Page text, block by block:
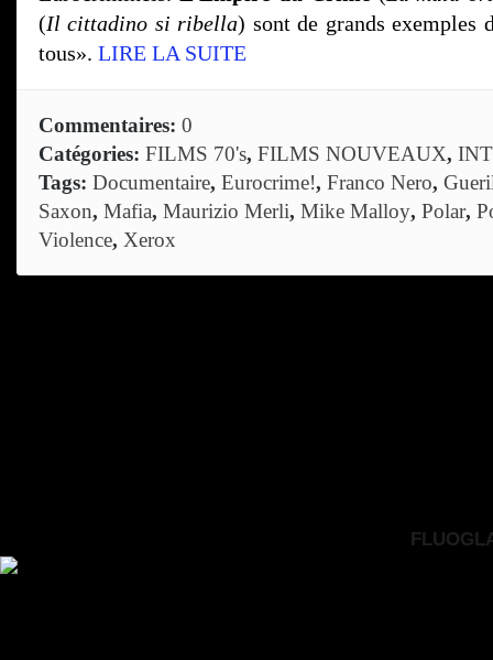
(Il cittadino si ribella) sont de grands exemples
tous». LIRE LA SUITE
Commentaires: 0
Catégories: FILMS 70's, FILMS NOUVEAUX,
Tags: Documentaire, Eurocrime!, Franco Nero,
Saxon, Mafia, Maurizio Merli, Mike Malloy, Polar,
Violence, Xerox